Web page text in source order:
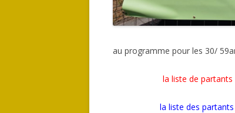
au programme pour les 30/
la liste de
la liste des